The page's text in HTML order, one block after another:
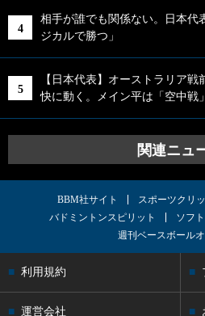
相手が誰でも関係ない。日本代
ジカルで勝つ」
【日本代表】オーストラリア
快に動く。メイン平は「空中戦
関連ニュ
BBM社サイト スポーツクリ
バドミントンスピリット
ソフ
週刊ベースボール
利用規約
運営会社